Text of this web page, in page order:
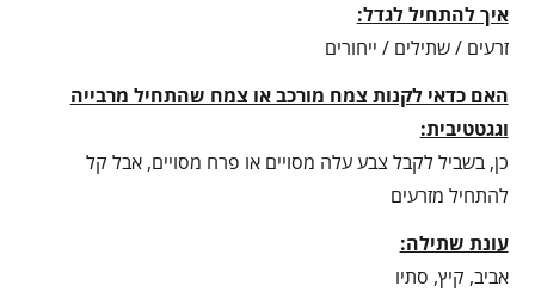
איך להתחיל לגדל:
זרעים / שתילים / ייחורים
האם כדאי לקנות צמח מורכב או צמח שהתחיל מרבייה
וגגטטיבית:
כן, בשביל לקבל צבע עלה מסויים או פרח מסויים, אבל קל
להתחיל מזרעים
עונת שתילה:
אביב, קיץ, סתיו